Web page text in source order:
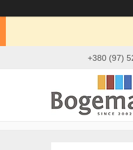
+380 (97)